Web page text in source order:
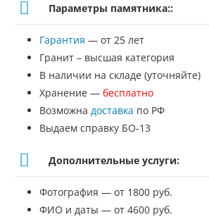
Параметры памятника::
Гарантия — от 25 лет
Гранит – высшая категория
В наличии на складе (уточняйте)
Хранение — бесплатно
Возможна доставка по РФ
Выдаем справку БО-13
Дополнительные услуги:
Фотография — от 1800 руб.
ФИО и даты — от 4600 руб.